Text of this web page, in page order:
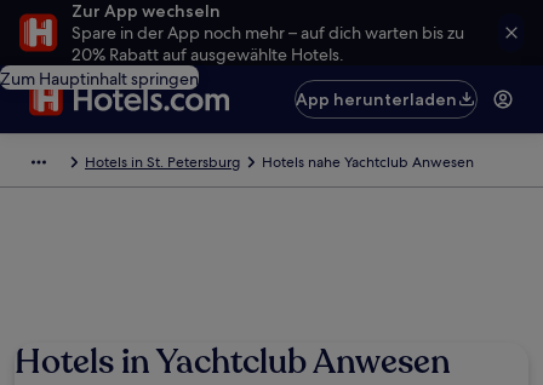
Zur App wechseln
Spare in der App noch mehr – auf dich warten bis zu
20% Rabatt auf ausgewählte Hotels.
Zum Hauptinhalt springen
App herunterladen
Hotels in St. Petersburg Hotels nahe Yachtclub Anwesen
Hotels in Yachtclub Anwesen